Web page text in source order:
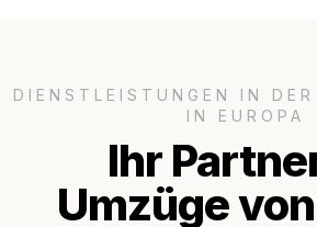
DIENSTLEISTUNGEN IN
IN EUROPA
Ihr
Umzüge